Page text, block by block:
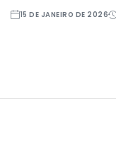
15 DE JANEIRO DE 2026